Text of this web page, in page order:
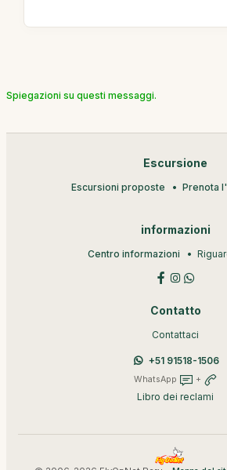
Spiegazioni su questi messaggi.
Escursione
Escursioni proposte Prenota
informazioni
Centro informazioni
Contatto
Contattaci
+51 91518-1506
WhatsApp +
Libro dei reclami